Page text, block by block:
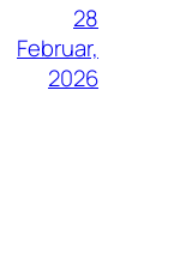
28
Februar,
2026